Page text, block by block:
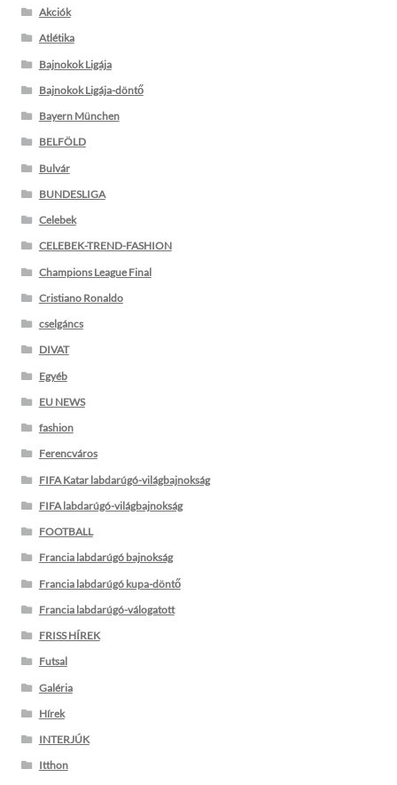
Akciók
Atlétika
Bajnokok Ligája
Bajnokok Ligája-döntő
Bayern München
BELFÖLD
Bulvár
BUNDESLIGA
Celebek
CELEBEK-TREND-FASHION
Champions League Final
Cristiano Ronaldo
cselgáncs
DIVAT
Egyéb
EU NEWS
fashion
Ferencváros
FIFA Katar labdarúgó-világbajnokság
FIFA labdarúgó-világbajnokság
FOOTBALL
Francia labdarúgó bajnokság
Francia labdarúgó kupa-döntő
Francia labdarúgó-válogatott
FRISS HÍREK
Futsal
Galéria
Hírek
INTERJÚK
Itthon